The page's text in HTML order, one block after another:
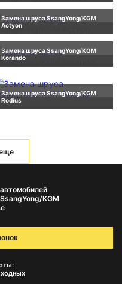
Замена шруса SsangYong/KGM
Actyon
Замена шруса SsangYong/KGM
Korando
Замена шруса SsangYong/KGM
Rodius
KGM